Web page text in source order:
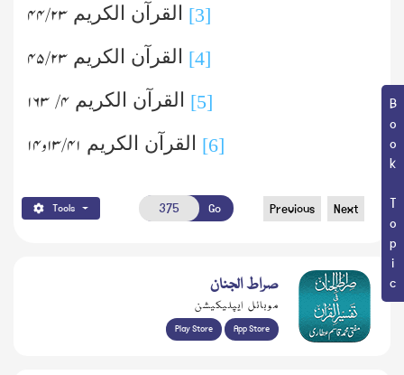
Book Topic
[3] القرآن الکریم ۲۳/ ۴۴
[4] القرآن الکریم ۲۳/ ۴۵
[5] القرآن الکریم ۴/ ۱۶۳
[6] القرآن الکریم ۴۱/ ۱۳ و۱۴
Tools Go Previous Next
صراط الجنان
موبائل ایپلیکیشن
Play Store App Store